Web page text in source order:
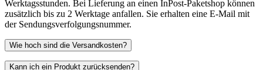
Werktagsstunden. Bei Lieferung an einen InPost-Paketshop können
zusätzlich bis zu 2 Werktage anfallen. Sie erhalten eine E-Mail mit
der Sendungsverfolgungsnummer.
Wie hoch sind die Versandkosten?
Kann ich ein Produkt zurücksenden?